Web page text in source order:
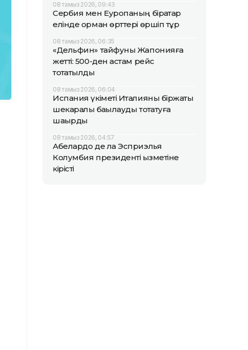
08 тамыз 2026, 09:43
Сербия мен Еуропаның бірқатар
елінде орман өрттері өршіп тұр
08 тамыз 2026, 06:35
«Дельфин» тайфуны Жапонияға
жетті: 500-ден астам рейс
тоқтатылды
08 тамыз 2026, 06:04
Испания үкіметі Италияны біржақты
шекаралық бақылауды тоқтатуға
шақырды
08 тамыз 2026, 04:57
Абелардо де ла Эсприэлья
Колумбия президенті қызметіне
кірісті